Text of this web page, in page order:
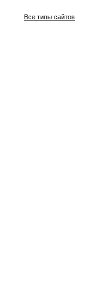
Все типы сайтов